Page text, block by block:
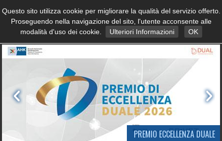
PREMIO ECCELLENZA DUALE
Questo sito utilizza cookie per migliorare la qualità del servizio offerto.
Proseguendo nella navigazione del sito, l'utente acconsente alle
modalità d'uso dei cookie.
Ulteriori Informazioni OK